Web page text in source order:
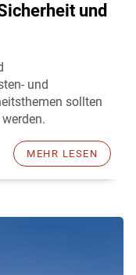
und
und
sollten
MEHR LESEN